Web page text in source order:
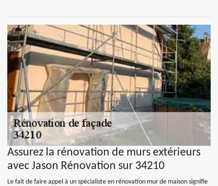
Assurez la rénovation de murs extérieurs
avec Jason Rénovation sur 34210
Le fait de faire appel à un spécialiste en rénovation mur de maison signifie